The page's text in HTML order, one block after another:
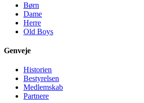
Børn
Dame
Herre
Old Boys
Genveje
Historien
Bestyrelsen
Medlemskab
Partnere